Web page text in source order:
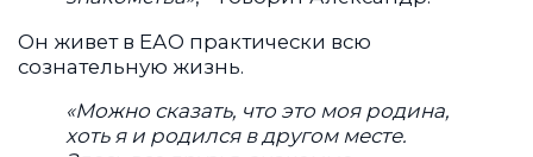
Он живет в ЕАО практически всю
сознательную жизнь.
«Можно сказать, что это моя родина,
хоть я и родился в другом месте.